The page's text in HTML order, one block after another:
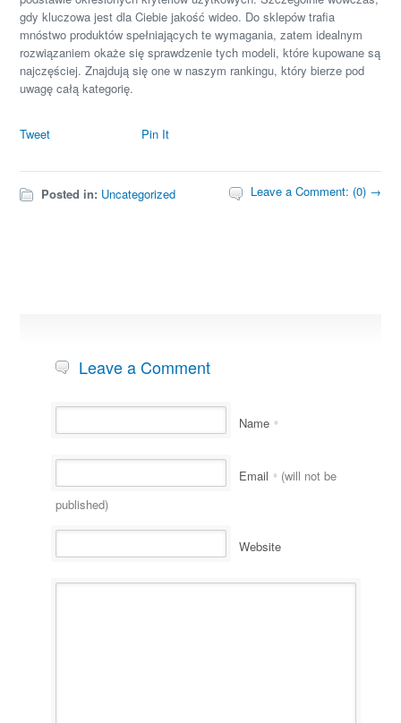
gdy kluczowa jest dla Ciebie jakość wideo. Do sklepów trafia
mnóstwo produktów spełniających te wymagania, zatem idealnym
rozwiązaniem okaże się sprawdzenie tych modeli, które kupowane są
najczęściej. Znajdują się one w naszym rankingu, który bierze pod
uwagę całą kategorię.
Tweet Pin It
Posted in: Uncategorized Leave a Comment: (0) →
Leave a Comment
Name *
Email * (will not be
published)
Website